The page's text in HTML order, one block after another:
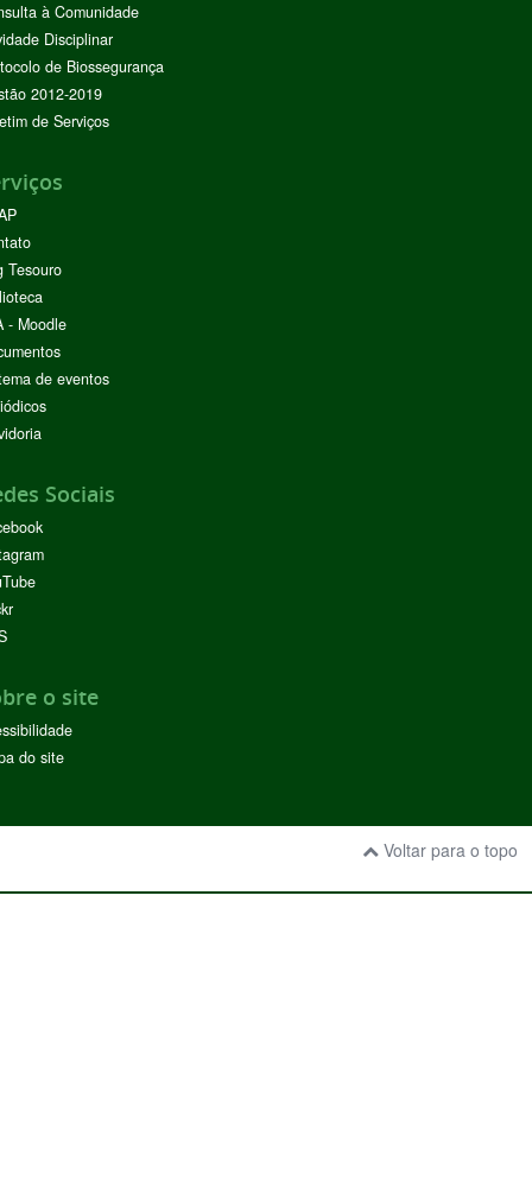
à Comunidade
Disciplinar
de Biossegurança
2012-2019
de Serviços
Tesouro
- Moodle
de eventos
Sociais
o site
do site
Voltar para o topo